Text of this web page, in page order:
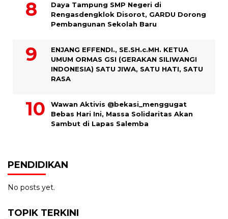
Daya Tampung SMP Negeri di
Rengasdengklok Disorot, GARDU Dorong
Pembangunan Sekolah Baru
ENJANG EFFENDI., SE.SH.c.MH. KETUA
UMUM ORMAS GSI (GERAKAN SILIWANGI
INDONESIA) SATU JIWA, SATU HATI, SATU
RASA
Wawan Aktivis @bekasi_menggugat
Bebas Hari Ini, Massa Solidaritas Akan
Sambut di Lapas Salemba
PENDIDIKAN
No posts yet.
TOPIK TERKINI